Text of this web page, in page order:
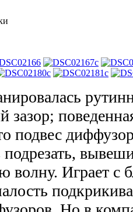
зазор;
подвес
волну. Играет с